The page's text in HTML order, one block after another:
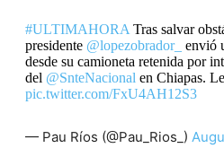
#ULTIMAHORA Tras salvar
presidente @lopezobrador_ envió
desde su camioneta retenida por
del @SnteNacional en Chiapas.
pic.twitter.com/FxU4AH12S3
— Pau Ríos (@Pau_Rios_)